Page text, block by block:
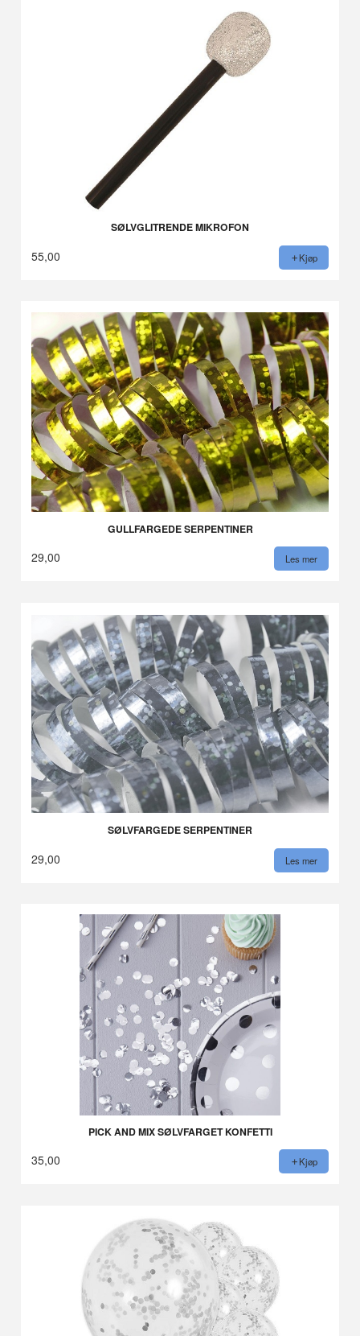
SØLVGLITRENDE MIKROFON
55,00 Kjøp
GULLFARGEDE SERPENTINER
29,00 Les mer
SØLVFARGEDE SERPENTINER
29,00 Les mer
PICK AND MIX SØLVFARGET KONFETTI
35,00 Kjøp